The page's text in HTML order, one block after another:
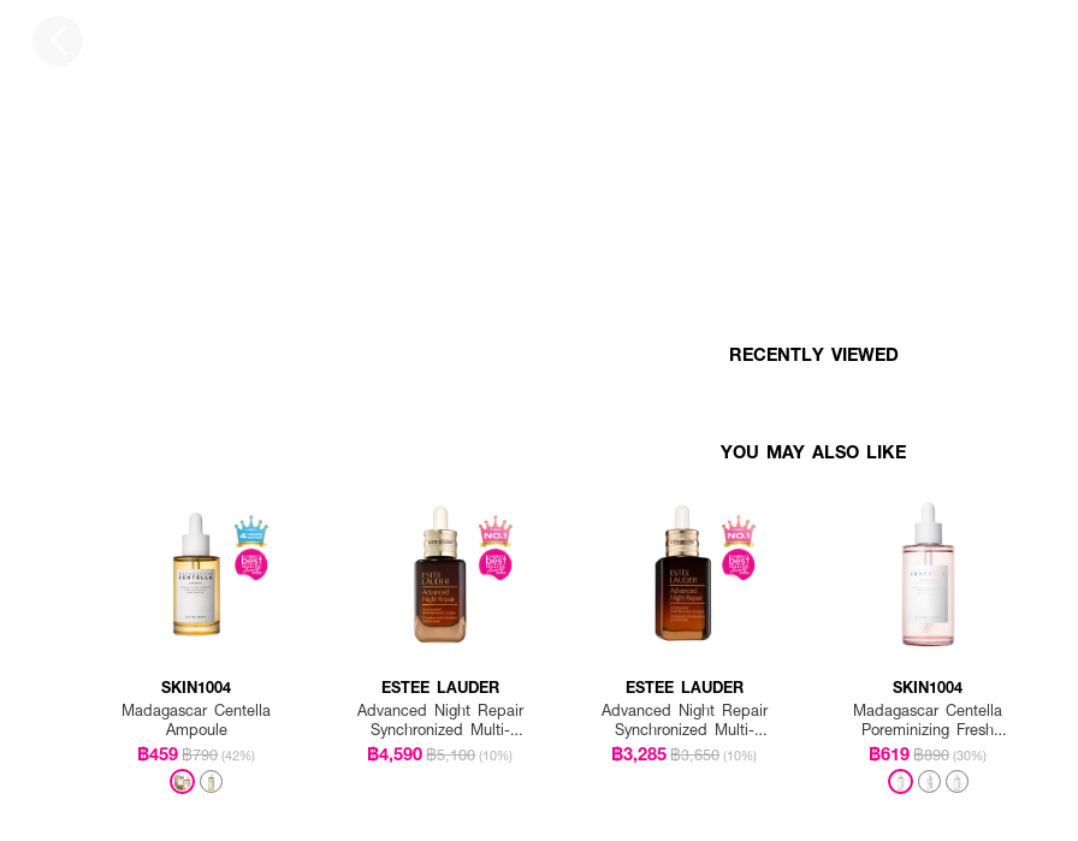
RECENTLY VIEWED
YOU MAY ALSO LIKE
SKIN1004
Madagascar Centella
Ampoule
฿459฿790 (42%)
ESTEE LAUDER
Advanced Night Repair
Synchronized Multi-
Recovery Complex
฿4,590฿5,100 (10%)
ESTEE LAUDER
Advanced Night Repair
Synchronized Multi-
Recovery Complex
฿3,285฿3,650 (10%)
SKIN1004
Madagascar Centella
Poreminizing Fresh
Ampoule
฿619฿890 (30%)